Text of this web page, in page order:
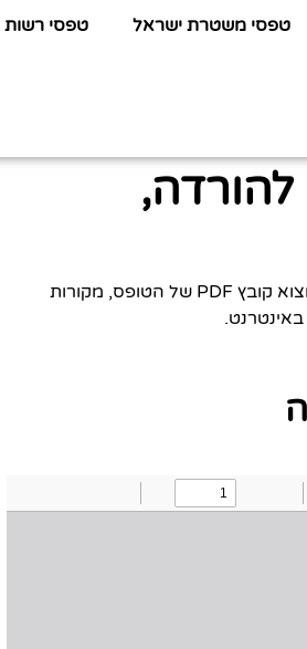
טפסי משטרת ישראל טפסי רשות
לפניכם כל המידע שתחפשו על טופס תביעה נזק לרכוש לעסק. כאן תוכלו למצוא קובץ PDF של הטופס, מקורות
באינטרנט.